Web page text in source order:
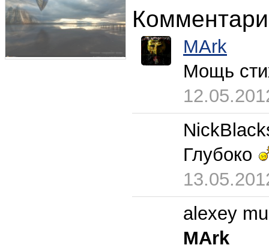
MArk
Мощь
Глубоко
alexey
MArk